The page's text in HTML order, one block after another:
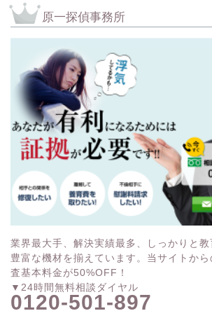
原一探偵事務所
業界最大手、解決実績最多、しっかりと教
豊富な機材を揃えています。当サイトか
査基本料金が50%OFF！
▼24時間無料相談ダイヤル
0120-501-897